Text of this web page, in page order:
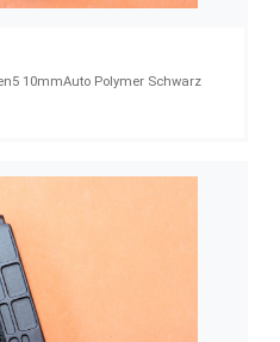
10mmAuto Polymer Schwarz